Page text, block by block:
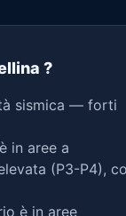
?
sismica — forti
in aree a
(P3-P4),
è in aree